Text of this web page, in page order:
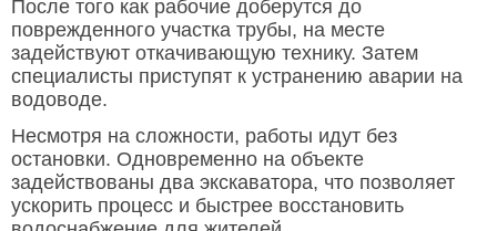
После того как рабочие доберутся до
поврежденного участка трубы, на месте
задействуют откачивающую технику. Затем
специалисты приступят к устранению аварии на
водоводе.
Несмотря на сложности, работы идут без
остановки. Одновременно на объекте
задействованы два экскаватора, что позволяет
ускорить процесс и быстрее восстановить